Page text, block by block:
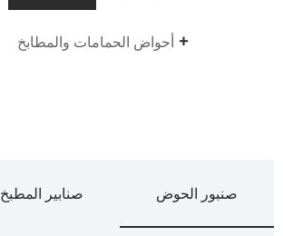
أحواض الحمامات والمطابخ
صنبور الحوض صنابير المطبخ